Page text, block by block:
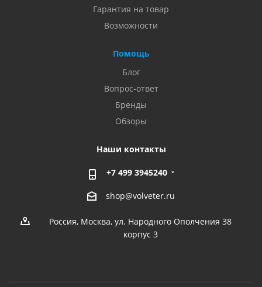
Гарантия на товар
Возможности
Помощь
Блог
Вопрос-ответ
Бренды
Обзоры
Наши контакты
+7 499 3945240
shop@volveter.ru
Россия, Москва, ул. Народного Ополчения 38
корпус 3